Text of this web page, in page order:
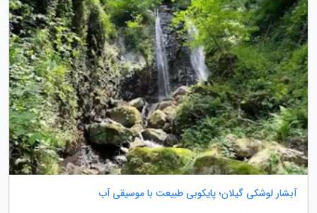
آبشار لوشکی گیلان؛ پایکوبی طبیعت با موسیقی آب